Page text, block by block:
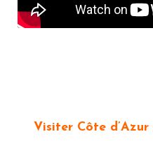
Visiter Côte